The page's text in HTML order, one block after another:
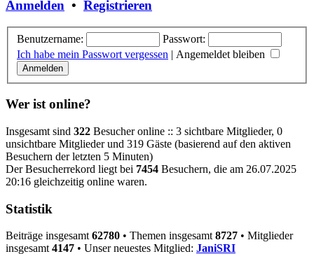
Anmelden • Registrieren
Benutzername:
Passwort:
Ich habe mein Passwort vergessen | Angemeldet bleiben
Wer ist online?
Insgesamt sind 322 Besucher online :: 3 sichtbare Mitglieder, 0
unsichtbare Mitglieder und 319 Gäste (basierend auf den aktiven
Besuchern der letzten 5 Minuten)
Der Besucherrekord liegt bei 7454 Besuchern, die am 26.07.2025
20:16 gleichzeitig online waren.
Statistik
Beiträge insgesamt 62780 • Themen insgesamt 8727 • Mitglieder
insgesamt 4147 • Unser neuestes Mitglied: JaniSRI